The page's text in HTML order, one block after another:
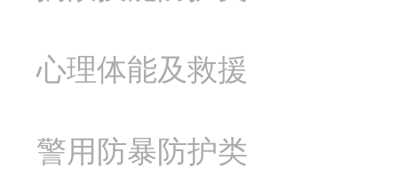
心理体能及救援
警用防暴防护类